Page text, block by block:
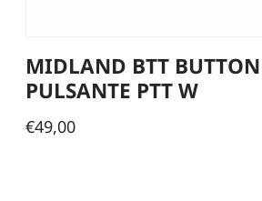
MIDLAND BTT BUTTON
PULSANTE PTT W
€49,00